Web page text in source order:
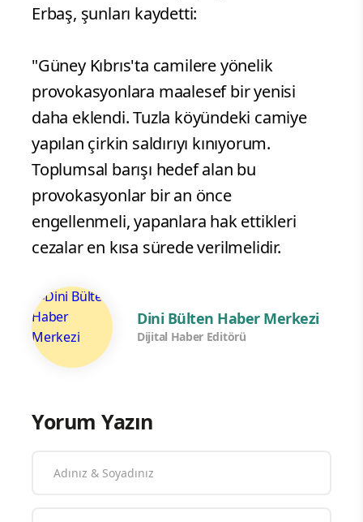
Erbaş, şunları kaydetti:
"Güney Kıbrıs'ta camilere yönelik
provokasyonlara maalesef bir yenisi
daha eklendi. Tuzla köyündeki camiye
yapılan çirkin saldırıyı kınıyorum.
Toplumsal barışı hedef alan bu
provokasyonlar bir an önce
engellenmeli, yapanlara hak ettikleri
cezalar en kısa sürede verilmelidir.
Dini Bülten Haber Merkezi
Dijital Haber Editörü
Yorum Yazın